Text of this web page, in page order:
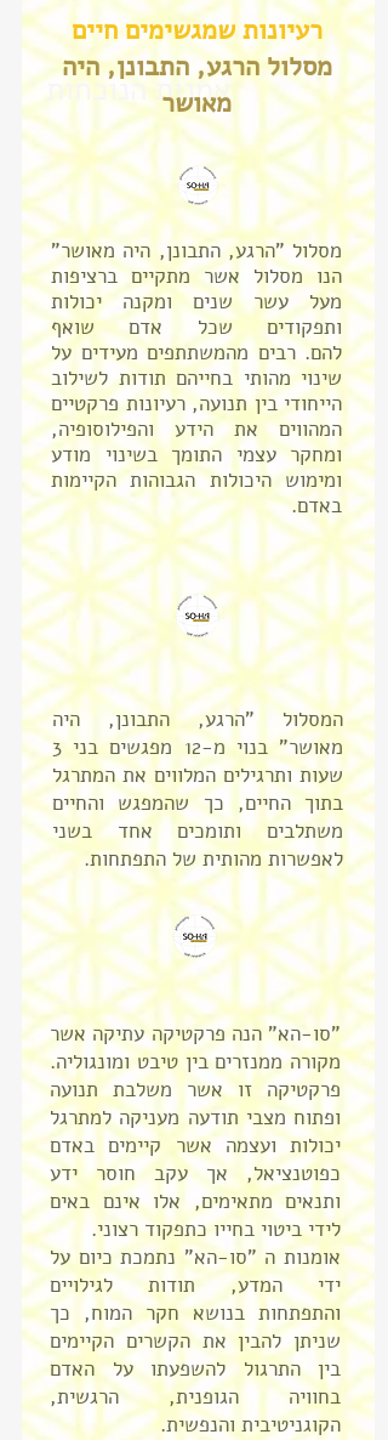
אמנות הנוכחות
המסלול "הרגע, התבונן, היה
מאושר" בנוי מ-12 מפגשים בני 3
שעות ותרגילים המלווים את המתרגל
בתוך החיים, כך שהמפגש והחיים
משתלבים ותומכים אחד בשני
לאפשרות מהותית של התפתחות.
"סו-הא" הנה פרקטיקה עתיקה אשר
מקורה ממנזרים בין טיבט ומונגוליה.
פרקטיקה זו אשר משלבת תנועה
ופתוח מצבי תודעה מעניקה למתרגל
יכולות ועצמה אשר קיימים באדם
כפוטנציאל, אך עקב חוסר ידע
ותנאים מתאימים, אלו אינם באים
לידי ביטוי בחייו כתפקוד רצוני.
אומנות ה "סו-הא" נתמכת כיום על
ידי המדע, תודות לגילויים
והתפתחות בנושא חקר המוח, כך
שניתן להבין את הקשרים הקיימים
בין התרגול להשפעתו על האדם
בחוויה הגופנית, הרגשית,
הקוגניטיבית והנפשית.
מסלול "הרגע, התבונן, היה מאושר"
הנו מסלול אשר מתקיים ברציפות
מעל עשר שנים ומקנה יכולות
ותפקודים שכל אדם שואף
להם. רבים מהמשתתפים מעידים על
שינוי מהותי בחייהם תודות לשילוב
הייחודי בין תנועה, רעיונות פרקטיים
המהווים את הידע והפילוסופיה,
ומחקר עצמי התומך בשינוי מודע
ומימוש היכולות הגבוהות הקיימות
באדם.
רעיונות שמגשימים חיים
מסלול הרגע, התבונן, היה
מאושר